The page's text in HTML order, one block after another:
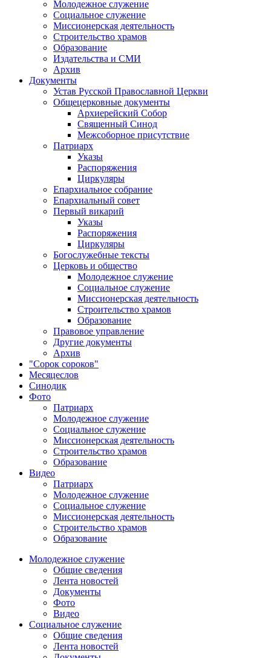
Молодежное служение
Социальное служение
Миссионерская деятельность
Строительство храмов
Образование
Издательства и СМИ
Архив
Документы
Устав Русской Православной Церкви
Общецерковные документы
Архиерейский Собор
Священный Синод
Межсоборное присутствие
Патриарх
Указы
Распоряжения
Циркуляры
Епархиальное собрание
Епархиальный совет
Первый викарий
Указы
Распоряжения
Циркуляры
Богослужебные тексты
Церковь и общество
Молодежное служение
Социальное служение
Миссионерская деятельность
Строительство храмов
Образование
Правовое управление
Другие документы
Архив
"Сорок сороков"
Месяцеслов
Синодик
Фото
Патриарх
Молодежное служение
Социальное служение
Миссионерская деятельность
Строительство храмов
Образование
Видео
Патриарх
Молодежное служение
Социальное служение
Миссионерская деятельность
Строительство храмов
Образование
Молодежное служение
Общие сведения
Лента новостей
Документы
Фото
Видео
Социальное служение
Общие сведения
Лента новостей